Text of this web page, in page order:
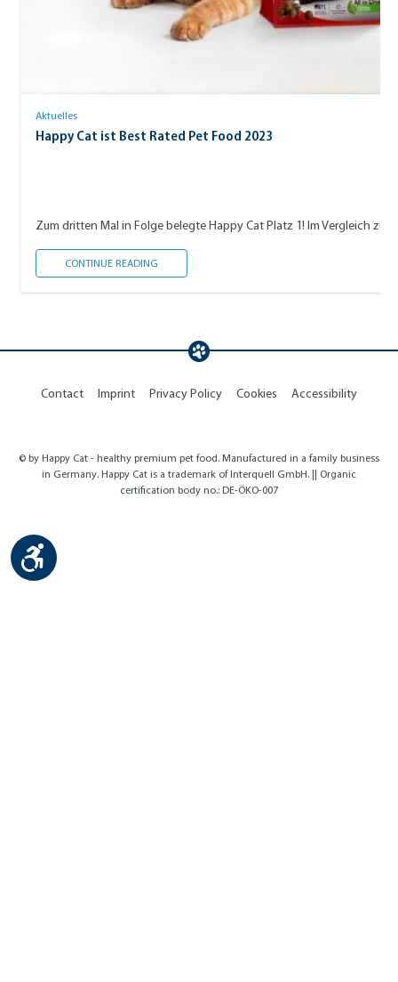
Aktuelles
Happy Cat ist Best Rated Pet Food 2023
Zum dritten Mal in Folge belegte Happy Cat Platz 1! Im Vergleich zu
CONTINUE READING
Contact Imprint Privacy Policy Cookies Accessibility
© by Happy Cat - healthy premium pet food. Manufactured in a family business
in Germany. Happy Cat is a trademark of Interquell GmbH. || Organic
certification body no.: DE-ÖKO-007
Show toolbar